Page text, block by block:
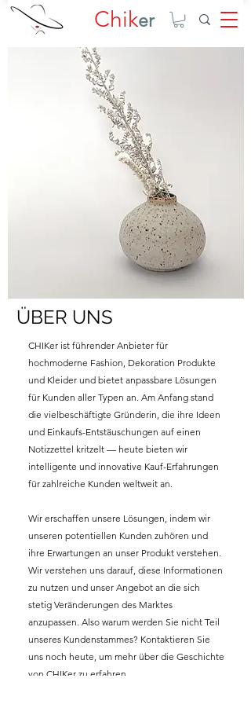
Chiker
ÜBER UNS
CHIKer ist führender Anbieter für
hochmoderne Fashion, Dekoration Produkte
und Kleider und bietet anpassbare Lösungen
für Kunden aller Typen an. Am Anfang stand
die vielbeschäftigte Gründerin, die ihre Ideen
und Einkaufs-Entstäuschungen auf einen
Notizzettel kritzelt — heute bieten wir
intelligente und innovative Kauf-Erfahrungen
für zahlreiche Kunden weltweit an.
Wir erschaffen unsere Lösungen, indem wir
unseren potentiellen Kunden zuhören und
ihre Erwartungen an unser Produkt verstehen.
Wir verstehen uns darauf, diese Informationen
zu nutzen und unser Angebot an die sich
stetig Veränderungen des Marktes
anzupassen. Also warum werden Sie nicht Teil
unseres Kundenstammes? Kontaktieren Sie
uns noch heute, um mehr über die Geschichte
von CHIKer zu erfahren.